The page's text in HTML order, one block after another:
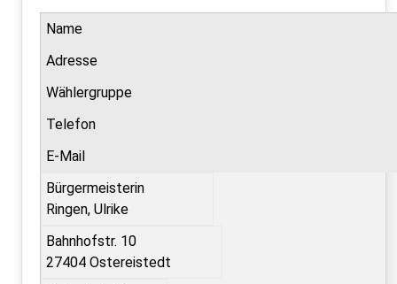
Name
Adresse
Wählergruppe
Telefon
E-Mail
Bürgermeisterin
Ringen, Ulrike
Bahnhofstr. 10
27404 Ostereistedt